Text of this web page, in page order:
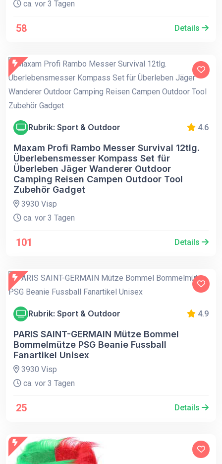
ca. vor 3 Tagen
58 Details
Rubrik: Sport & Outdoor 4.6
Maxam Profi Rambo Messer Survival 12tlg.
Überlebensmesser Kompass Set für
Überleben Jäger Wanderer Outdoor
Camping Reisen Campen Outdoor Tool
Zubehör Gadget
3930 Visp
ca. vor 3 Tagen
101 Details
Rubrik: Sport & Outdoor 4.9
PARIS SAINT-GERMAIN Mütze Bommel
Bommelmütze PSG Beanie Fussball
Fanartikel Unisex
3930 Visp
ca. vor 3 Tagen
25 Details